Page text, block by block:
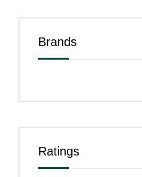
Brands
Ratings